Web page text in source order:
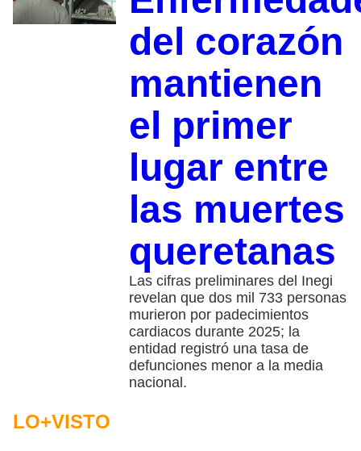
del corazón
mantienen
el primer
lugar entre
las muertes
queretanas
Las cifras preliminares del Inegi
revelan que dos mil 733 personas
murieron por padecimientos
cardiacos durante 2025; la
entidad registró una tasa de
defunciones menor a la media
nacional.
LO+VISTO